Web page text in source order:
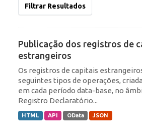
Filtrar Resultados
Publicação dos registros de
estrangeiros
Os registros de capitais
seguintes tipos de operações,
em cada período data-base, no
Registro Declaratório...
HTML API OData JSON